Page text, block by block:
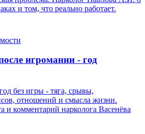
и том, что реально работает.
игромании - год
без игры - тяга, срывы,
отношений и смысла жизни.
комментарий нарколога Васенёва